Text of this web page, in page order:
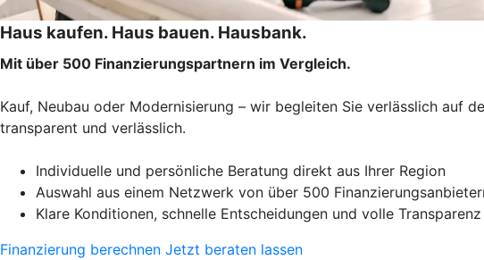
Haus kaufen. Haus bauen. Hausbank.
Mit über 500 Finanzierungspartnern im Vergleich.
Kauf, Neubau oder Modernisierung – wir begleiten Sie verlässlich auf
transparent und verlässlich.
Individuelle und persönliche Beratung direkt aus Ihrer Region
Auswahl aus einem Netzwerk von über 500
Klare Konditionen, schnelle Entscheidungen und volle Transparenz
Finanzierung berechnen Jetzt beraten lassen